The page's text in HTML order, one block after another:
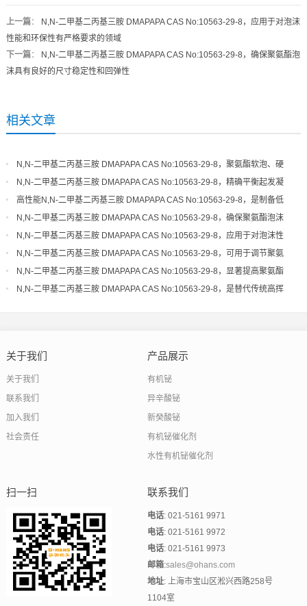
上一篇：
N,N-二甲基二丙基三胺 DMAPAPA CAS No:10563-29-8，应用于对泡沫
性能和环保性有严格要求的领域
下一篇：
N,N-二甲基二丙基三胺 DMAPAPA CAS No:10563-29-8，确保聚氨酯泡
沫具有良好的尺寸稳定性和回弹性
相关文章
N,N-二甲基二丙基三胺 DMAPAPA CAS No:10563-29-8，聚氨酯软泡、硬
泡体系的高效平衡催化剂
N,N-二甲基二丙基三胺 DMAPAPA CAS No:10563-29-8，精确平衡起发凝
胶速率，优化泡沫结构细度
高性能N,N-二甲基二丙基三胺 DMAPAPA CAS No:10563-29-8，是制备低
气味、高品质聚氨酯的关键
N,N-二甲基二丙基三胺 DMAPAPA CAS No:10563-29-8，确保聚氨酯泡沫
具有良好的尺寸稳定性和回弹性
N,N-二甲基二丙基三胺 DMAPAPA CAS No:10563-29-8，应用于对泡沫性
能和环保性有严格要求的领域
N,N-二甲基二丙基三胺 DMAPAPA CAS No:10563-29-8，可用于调节聚氨
酯体系的起发和凝胶活性
N,N-二甲基二丙基三胺 DMAPAPA CAS No:10563-29-8，显著提高聚氨酯
制品的生产效率和工艺宽容度
N,N-二甲基二丙基三胺 DMAPAPA CAS No:10563-29-8，是替代传统高挥
关于我们
关于我们
联系我们
加入我们
社会责任
产品展示
有机铋
异辛酸铋
新癸酸铋
有机铋催化剂
水性有机铋催化剂
扫一扫 联系我们
电话: 021-5161 9971
电话: 021-5161 9972
电话: 021-5161 9973
邮箱:sales@ohans.com
地址: 上海市宝山区淞兴西路258号
1104室